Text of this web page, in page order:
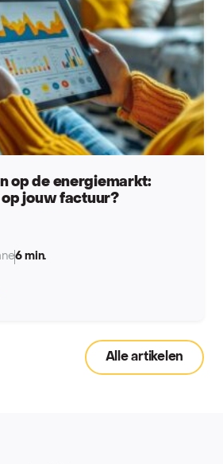
op de energiemarkt:
jouw factuur?
6 min.
Alle artikelen